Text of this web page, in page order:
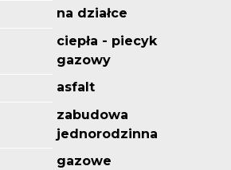
na działce
ciepła - piecyk
gazowy
asfalt
zabudowa
jednorodzinna
gazowe